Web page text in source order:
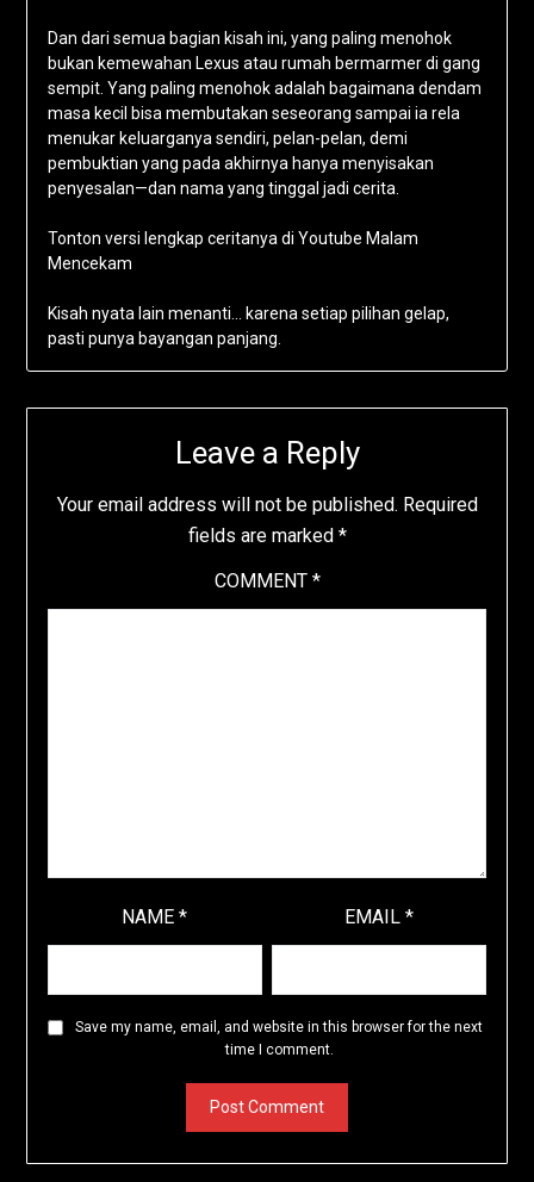
Dan dari semua bagian kisah ini, yang paling menohok
bukan kemewahan Lexus atau rumah bermarmer di gang
sempit. Yang paling menohok adalah bagaimana dendam
masa kecil bisa membutakan seseorang sampai ia rela
menukar keluarganya sendiri, pelan-pelan, demi
pembuktian yang pada akhirnya hanya menyisakan
penyesalan—dan nama yang tinggal jadi cerita.
Tonton versi lengkap ceritanya di Youtube Malam
Mencekam
Kisah nyata lain menanti… karena setiap pilihan gelap,
pasti punya bayangan panjang.
Leave a Reply
Your email address will not be published. Required
fields are marked *
COMMENT *
NAME* EMAIL*
Save my name, email, and website in this browser for the next
time I comment.